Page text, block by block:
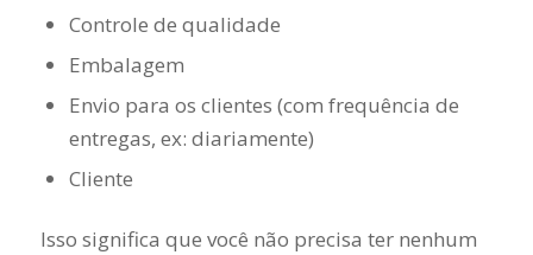
Controle de qualidade
Embalagem
Envio para os clientes (com frequência de
entregas, ex: diariamente)
Cliente
Isso significa que você não precisa ter nenhum